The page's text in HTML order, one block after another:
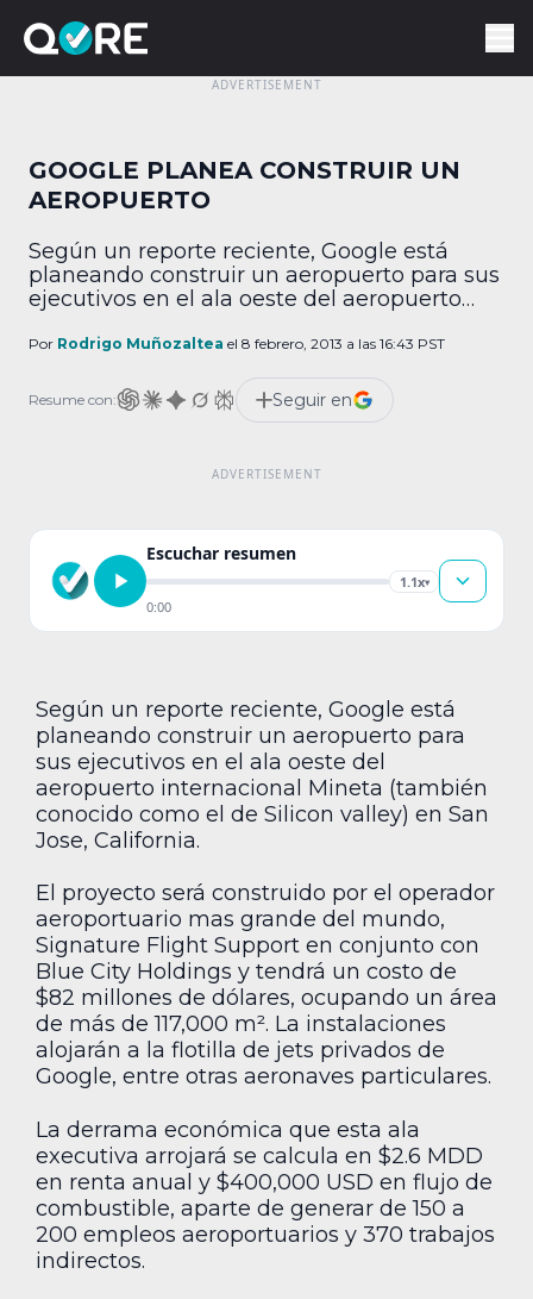
GOOGLE PLANEA CONSTRUIR UN
AEROPUERTO
Según un reporte reciente, Google está
planeando construir un aeropuerto para sus
ejecutivos en el ala oeste del aeropuerto
como el de Silicon valley) en San Jose,
operador aeroportuario mas grande del
mundo, Signature Flight Support en
Por Rodrigo Muñozaltea el 8 febrero, 2013 a las 16:43 PST
Resume con: Seguir en
Escuchar resumen
1.1x▾
0:00
Según un reporte reciente, Google está
planeando construir un aeropuerto para
sus ejecutivos en el ala oeste del
aeropuerto internacional Mineta (también
conocido como el de Silicon valley) en San
Jose, California.
El proyecto será construido por el operador
aeroportuario mas grande del mundo,
Signature Flight Support en conjunto con
Blue City Holdings y tendrá un costo de
$82 millones de dólares, ocupando un área
de más de 117,000 m². La instalaciones
alojarán a la flotilla de jets privados de
Google, entre otras aeronaves particulares.
La derrama económica que esta ala
executiva arrojará se calcula en $2.6 MDD
en renta anual y $400,000 USD en flujo de
combustible, aparte de generar de 150 a
200 empleos aeroportuarios y 370 trabajos
indirectos.